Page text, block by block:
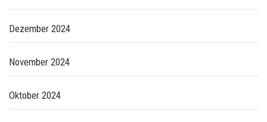
Dezember 2024
November 2024
Oktober 2024